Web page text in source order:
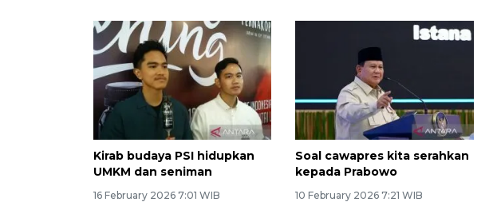
Kirab budaya PSI hidupkan
UMKM dan seniman
16 February 2026 7:01 WIB
Soal cawapres kita serahkan
kepada Prabowo
10 February 2026 7:21 WIB